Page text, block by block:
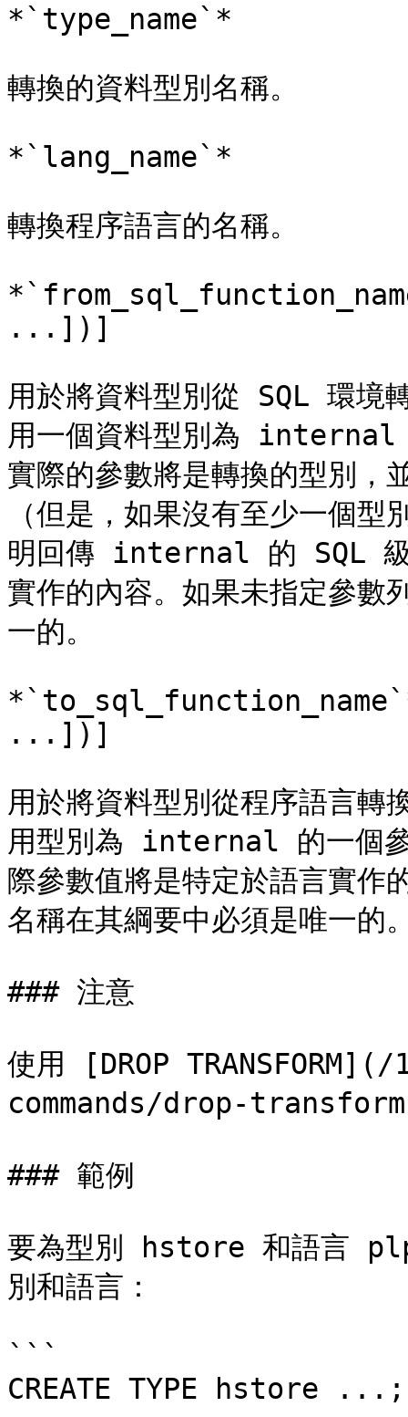
*`type_name`*
轉換的資料型別名稱。
*`lang_name`*
轉換程序語言的名稱。
...])]
用於將資料型別從 SQL 環境
用一個資料型別為
實際的參數將是轉換的型別，
（但是，如果沒有至少一個
明回傳 internal 的 SQL 級
實作的內容。如果未指定參數
一的。
...])]
用於將資料型別從程序語言
用型別為 internal 的一個參
際參數值將是特定於語言實作
名稱在其綱要中必須是唯一的
### 注意
使用 [DROP
commands/drop-
### 範例
要為型別 hstore 和語言
別和語言：
```
CREATE TYPE hstore ...;